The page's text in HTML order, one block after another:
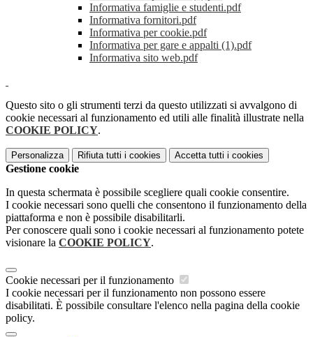
Informativa famiglie e studenti.pdf
Informativa fornitori.pdf
Informativa per cookie.pdf
Informativa per gare e appalti (1).pdf
Informativa sito web.pdf
Questo sito o gli strumenti terzi da questo utilizzati si avvalgono di
cookie necessari al funzionamento ed utili alle finalità illustrate nella
COOKIE POLICY.
Personalizza Rifiuta tutti i cookies Accetta tutti i cookies
Gestione cookie
In questa schermata è possibile scegliere quali cookie consentire.
I cookie necessari sono quelli che consentono il funzionamento della
piattaforma e non è possibile disabilitarli.
Per conoscere quali sono i cookie necessari al funzionamento potete
visionare la COOKIE POLICY.
Cookie necessari per il funzionamento
I cookie necessari per il funzionamento non possono essere
disabilitati. È possibile consultare l'elenco nella pagina della cookie
policy.